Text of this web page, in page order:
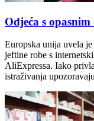
Odjeća s
Europska unija uvela
jeftine robe s
AliExpressa. Iako
istraživanja